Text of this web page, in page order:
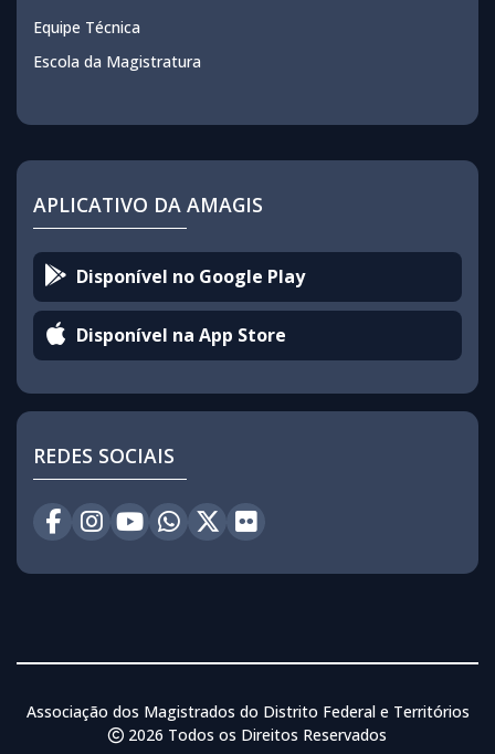
Equipe Técnica
Escola da Magistratura
APLICATIVO DA AMAGIS
Disponível no Google Play
Disponível na App Store
REDES SOCIAIS
Associação dos Magistrados do Distrito Federal e Territórios
2026 Todos os Direitos Reservados